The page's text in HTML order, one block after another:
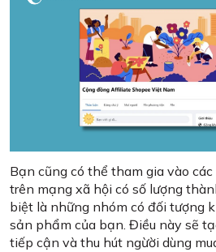
Bạn cũng có thể tham gia vào
trên mạng xã hội có số lượng
biệt là những nhóm có đối tượng
sản phẩm của bạn. Điều này sẽ
tiếp cận và thu hút ngừời dùng